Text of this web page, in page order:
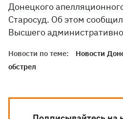
Донецкого
Старосуд. Об этом
Высшего
Новости по теме: Новости
обстрел